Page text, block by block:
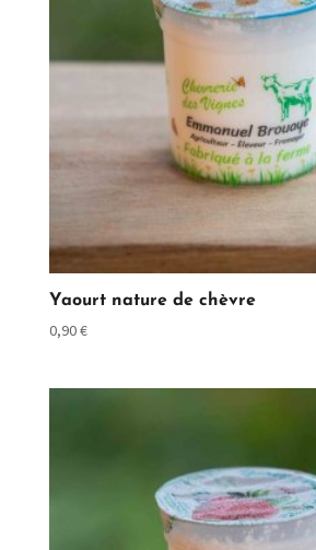
Yaourt nature de chèvre
0,90€